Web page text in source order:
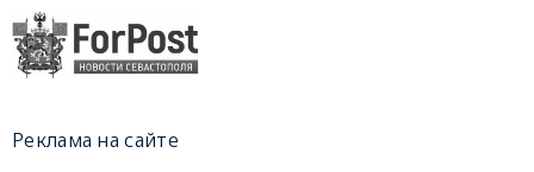
Реклама на сайте